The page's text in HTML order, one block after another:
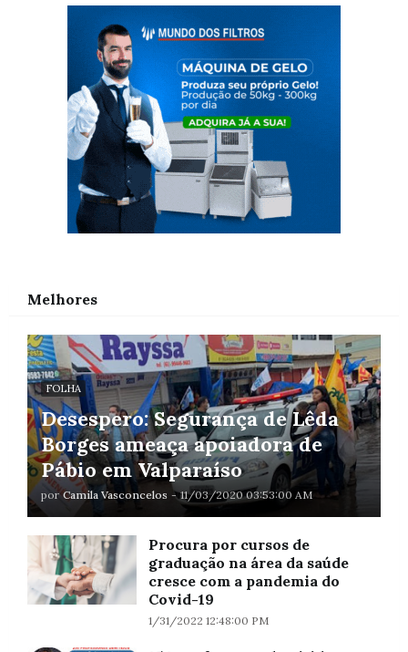
Melhores
FOLHA
Desespero: Segurança de Lêda
Borges ameaça apoiadora de
Pábio em Valparaíso
por Camila Vasconcelos - 11/03/2020 03:53:00 AM
Procura por cursos de
graduação na área da saúde
cresce com a pandemia do
Covid-19
1/31/2022 12:48:00 PM